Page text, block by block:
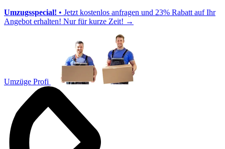
Umzugsspecial! • Jetzt kostenlos anfragen und 23% Rabatt auf Ihr
Angebot erhalten! Nur für kurze Zeit! →
Umzüge Profi